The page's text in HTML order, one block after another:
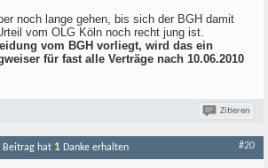
noch lange gehen, bis sich der BGH damit
vom OLG Köln noch recht jung ist.
vom BGH vorliegt, wird das ein
für fast alle Verträge nach 10.06.2010
Zitieren
Beitrag hat 1 Danke erhalten #20